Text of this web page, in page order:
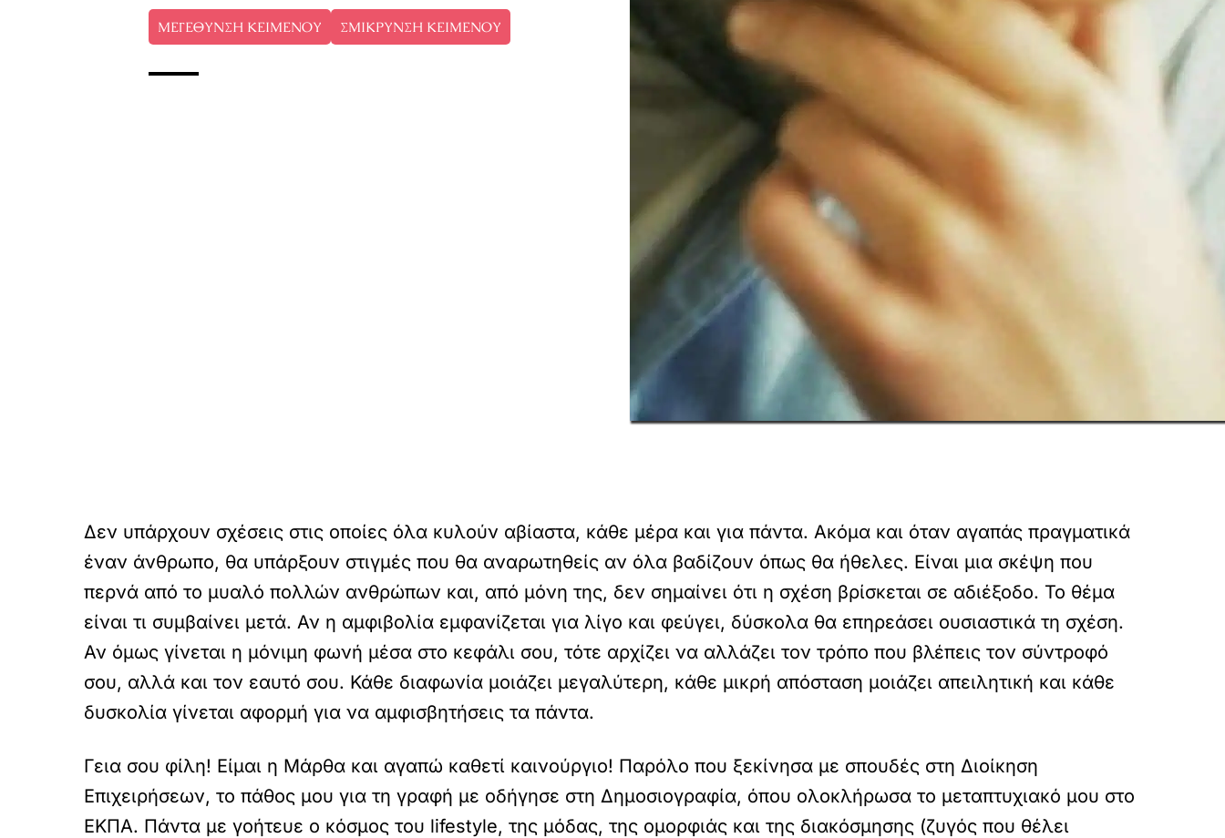
ΜΕΓΕΘΥΝΣΗ ΚΕΙΜΕΝΟΥ ΣΜΙΚΡΥΝΣΗ ΚΕΙΜΕΝΟΥ
Δεν υπάρχουν σχέσεις στις οποίες όλα κυλούν αβίαστα, κάθε μέρα και για πάντα. Ακόμα και όταν αγαπάς πραγματικά
έναν άνθρωπο, θα υπάρξουν στιγμές που θα αναρωτηθείς αν όλα βαδίζουν όπως θα ήθελες. Είναι μια σκέψη που
περνά από το μυαλό πολλών ανθρώπων και, από μόνη της, δεν σημαίνει ότι η σχέση βρίσκεται σε αδιέξοδο. Το θέμα
είναι τι συμβαίνει μετά. Αν η αμφιβολία εμφανίζεται για λίγο και φεύγει, δύσκολα θα επηρεάσει ουσιαστικά τη σχέση.
Αν όμως γίνεται η μόνιμη φωνή μέσα στο κεφάλι σου, τότε αρχίζει να αλλάζει τον τρόπο που βλέπεις τον σύντροφό
σου, αλλά και τον εαυτό σου. Κάθε διαφωνία μοιάζει μεγαλύτερη, κάθε μικρή απόσταση μοιάζει απειλητική και κάθε
δυσκολία γίνεται αφορμή για να αμφισβητήσεις τα πάντα.
Γεια σου φίλη! Είμαι η Μάρθα και αγαπώ καθετί καινούργιο! Παρόλο που ξεκίνησα με σπουδές στη Διοίκηση
Επιχειρήσεων, το πάθος μου για τη γραφή με οδήγησε στη Δημοσιογραφία, όπου ολοκλήρωσα το μεταπτυχιακό μου στο
ΕΚΠΑ. Πάντα με γοήτευε ο κόσμος του lifestyle, της μόδας, της ομορφιάς και της διακόσμησης (ζυγός που θέλει